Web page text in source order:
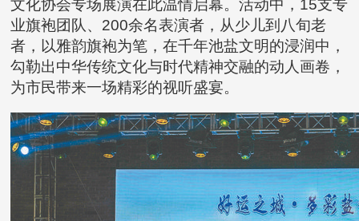
文化协会专场展演在此温情启幕。活动中，15支专
业旗袍团队、200余名表演者，从少儿到八旬老
者，以雅韵旗袍为笔，在千年池盐文明的浸润中，
勾勒出中华传统文化与时代精神交融的动人画卷，
为市民带来一场精彩的视听盛宴。